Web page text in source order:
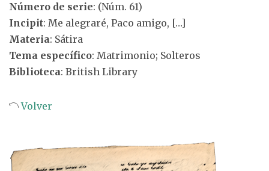
Número de serie: (Núm. 61)
Incipit: Me alegraré, Paco amigo, […]
Materia: Sátira
Tema específico: Matrimonio; Solteros
Biblioteca: British Library
Volver